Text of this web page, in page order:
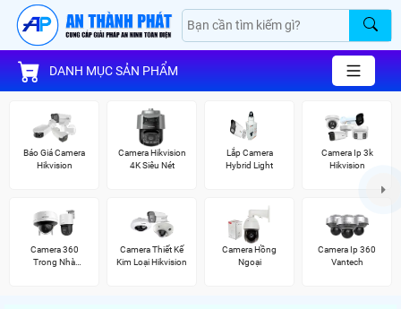
DANH MỤC SẢN PHẨM
Báo Giá Camera
Hikvision
Camera Hikvision
4K Siêu Nét
Lắp Camera
Hybrid Light
Camera Ip 3k
Hikvision
Camera 360
Trong Nhà
Camera Thiết Kế
Kim Loại Hikvision
Camera Hồng
Ngoại
Camera Ip 360
Vantech